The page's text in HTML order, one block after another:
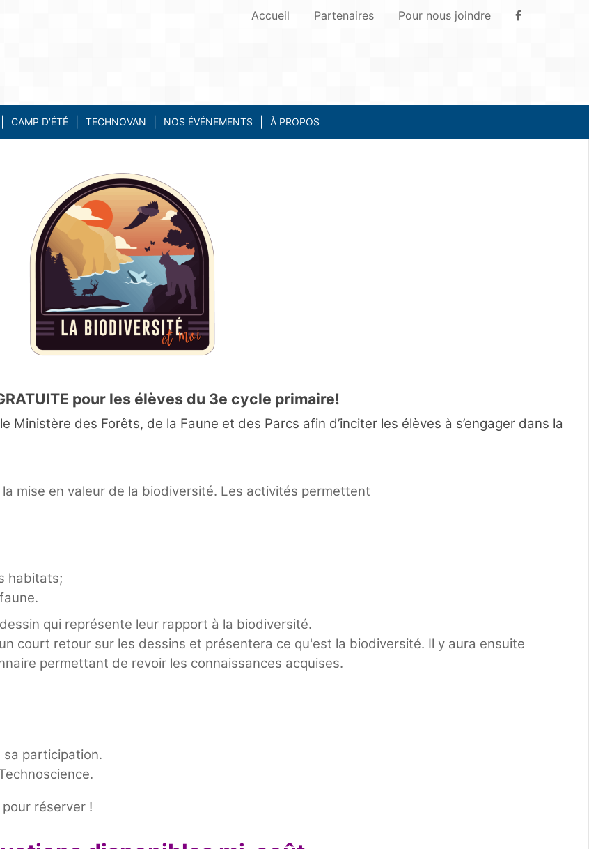
Accueil Partenaires Pour nous joindre
CAMP D’ÉTÉ TECHNOVAN NOS ÉVÉNEMENTS À PROPOS
pour les élèves du 3e cycle primaire!
Ministère des Forêts, de la Faune et des Parcs afin d’inciter les élèves à s’engager dans la
mise en valeur de la biodiversité. Les activités permettent
habitats;
qui représente leur rapport à la biodiversité.
court retour sur les dessins et présentera ce qu'est la biodiversité. Il y aura ensuite
permettant de revoir les connaissances acquises.
sa participation.
réserver !